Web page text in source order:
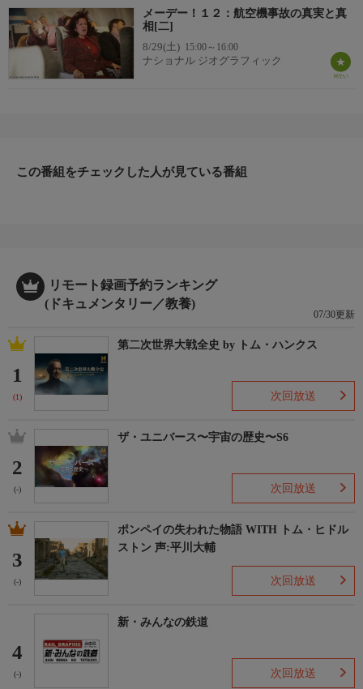
コンコルド機がパリのシャルル・ド・ゴール空港を離陸直後に炎
上、墜落した。機体のほとんどは火災で失われたが、滑走路上に
3つの謎めいた残骸が発見される。燃料タンクの破片、ちぎれた
タイヤの断片、そして正体不明の金属片である。フランスの事故
メーデー！１２：航空機事故の真実と真
相[二]
8/29(土) 15:00～16:00
ナショナル ジオグラフィック
この番組をチェックした人が見ている番組
リモート録画予約ランキング
(ドキュメンタリー／教養)
07/30更新
1
(1)
第二次世界大戦全史 by トム・ハンクス
次回放送
2
(-)
ザ・ユニバース〜宇宙の歴史〜S6
次回放送
3
(-)
ポンペイの失われた物語 WITH トム・ヒドル
ストン 声:平川大輔
次回放送
4
(-)
新・みんなの鉄道
次回放送